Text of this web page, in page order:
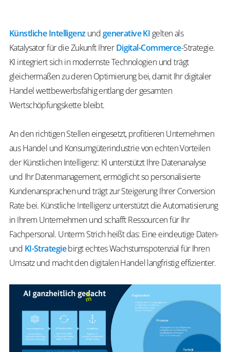
Künstliche Intelligenzundgenerative KI gelten als
Katalysatorfür die Zukunft IhrerDigital-Commerce-Strategie.
KI integriert sich in modernste Technologien und trägt
gleichermaßen zu deren Optimierung bei, damit Ihr digitaler
Handel wettbewerbsfähig entlang der gesamten
Wertschöpfungskette bleibt.
An den richtigen Stellen eingesetzt, profitieren Unternehmen
aus Handel und Konsumgüterindustrie von echten Vorteilen
der Künstlichen Intelligenz: KI unterstützt Ihre Datenanalyse
und Ihr Datenmanagement, ermöglicht so personalisierte
Kundenansprachen und trägt zur Steigerung Ihrer Conversion
Rate bei. Künstliche Intelligenz unterstützt die Automatisierung
in Ihrem Unternehmen und schafft Ressourcen für Ihr
Fachpersonal. Unterm Strich heißt das: Eine eindeutige Daten-
und KI-Strategiebirgt echtes Wachstumspotenzial für Ihren
Umsatz und macht den digitalen Handel langfristig effizienter.